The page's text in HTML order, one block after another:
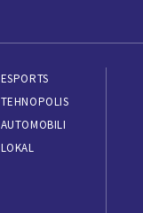
ESPORTS
TEHNOPOLIS
AUTOMOBILI
LOKAL